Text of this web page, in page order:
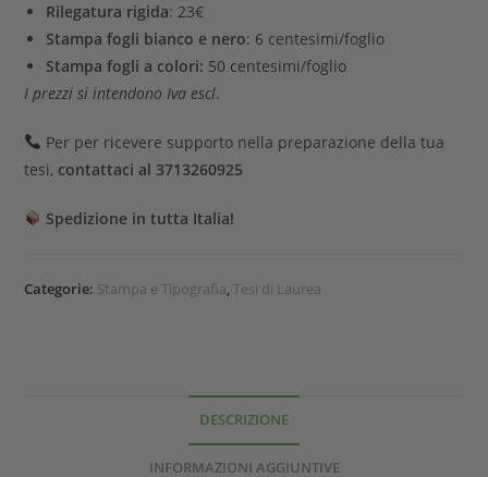
Rilegatura rigida: 23€
Stampa fogli bianco e nero: 6 centesimi/foglio
Stampa fogli a colori: 50 centesimi/foglio
I prezzi si intendono Iva escl.
Per per ricevere supporto nella preparazione della tua
tesi, contattaci al 3713260925
Spedizione in tutta Italia!
Categorie: Stampa e Tipografia,Tesi di Laurea
DESCRIZIONE
INFORMAZIONI AGGIUNTIVE